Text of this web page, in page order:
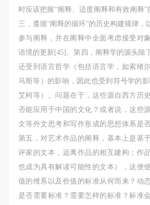
时应该把握“阐释、适度阐释和有效阐释
三，遵循“阐释的循环”的历史构建规律，
参与阐释，并在阐释中全面考虑接受对
语境的更新[45]。第四，阐释学的源头除
还受到语言哲学（包括语言学，如索绪
马斯等）的影响，因此也受到符号学的影
艾柯等）。问题在于，这些源自西方历
否能应用于中国的文化？或者说，这些
文等外文思考和写作形成的思想体系是
第五，对艺术作品的阐释，基本上是基
评家的文本，远离作品的相互建构；作
也成为具有解读可能性的文本），这便
值的维系以及价值的标准从何而来？动
是否需要标准？需要怎样的标准？标准